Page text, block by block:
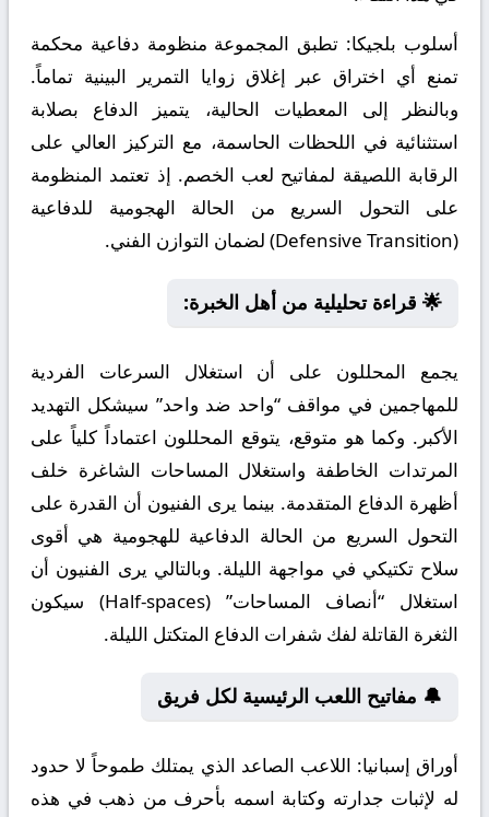
أسلوب بلجيكا: تطبق المجموعة منظومة دفاعية محكمة
تمنع أي اختراق عبر إغلاق زوايا التمرير البينية تماماً.
وبالنظر إلى المعطيات الحالية، يتميز الدفاع بصلابة
استثنائية في اللحظات الحاسمة، مع التركيز العالي على
الرقابة اللصيقة لمفاتيح لعب الخصم. إذ تعتمد المنظومة
على التحول السريع من الحالة الهجومية للدفاعية
(Defensive Transition) لضمان التوازن الفني.
🌟 قراءة تحليلية من أهل الخبرة:
يجمع المحللون على أن استغلال السرعات الفردية
للمهاجمين في مواقف “واحد ضد واحد” سيشكل التهديد
الأكبر. وكما هو متوقع، يتوقع المحللون اعتماداً كلياً على
المرتدات الخاطفة واستغلال المساحات الشاغرة خلف
أظهرة الدفاع المتقدمة. بينما يرى الفنيون أن القدرة على
التحول السريع من الحالة الدفاعية للهجومية هي أقوى
سلاح تكتيكي في مواجهة الليلة. وبالتالي يرى الفنيون أن
استغلال “أنصاف المساحات” (Half-spaces) سيكون
الثغرة القاتلة لفك شفرات الدفاع المتكتل الليلة.
🔔 مفاتيح اللعب الرئيسية لكل فريق
أوراق إسبانيا: اللاعب الصاعد الذي يمتلك طموحاً لا حدود
له لإثبات جدارته وكتابة اسمه بأحرف من ذهب في هذه